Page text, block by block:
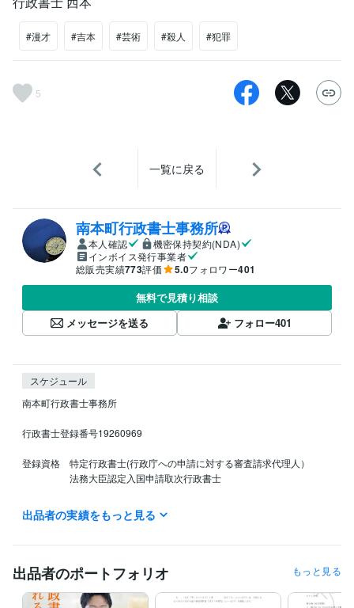
#漫才 #吉本 #芸術 #殺人 #犯罪
5
一覧に戻る
南本町行政書士事務所
本人確認
機密保持契約(NDA)
インボイス発行事業者
総販売実績773評価 5.0フォロワー401
無料で見積り相談
メッセージを送る
フォロー401
スケジュール
南本町行政書士事務所
行政書士登録番号19260969
登録資格　特定行政書士(行政庁への申請に対する審査請求代理人）
法務大臣認定入国申請取次行政書士
契約書作成を含めすべての業務は365日受付けています。返信は年末年
始、土日祝日、定休日を除き1時間〜12時間以内に致します。
い。
このお問い合わせ段階で契約に関する法務相談を詳細に行います。ここ
出品者の実績をもっと見る
出品者のポートフォリオ もっと見る